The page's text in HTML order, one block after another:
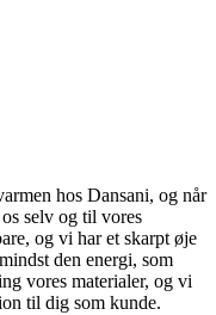
hos Dansani, og når
selv og til vores
og vi har et skarpt øje
den energi, som
vores materialer, og vi
til dig som kunde.